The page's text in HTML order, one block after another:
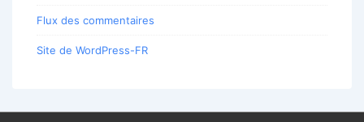
Flux des commentaires
Site de WordPress-FR